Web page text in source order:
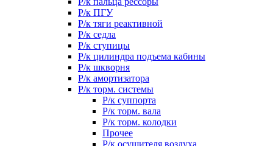
Р/к ПГУ
Р/к тяги реактивной
Р/к седла
Р/к ступицы
Р/к цилиндра подъема кабины
Р/к шкворня
Р/к амортизатора
Р/к торм. системы
Р/к суппорта
Р/к торм. вала
Р/к торм. колодки
Прочее